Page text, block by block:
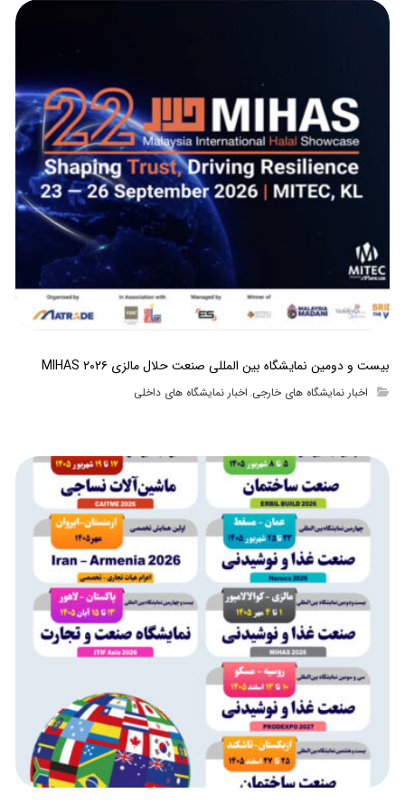
بیست و دومین نمایشگاه بین المللی صنعت حلال مالزی MIHAS ۲۰۲۶
اخبار نمایشگاه های خارجی, اخبار نمایشگاه های داخلی